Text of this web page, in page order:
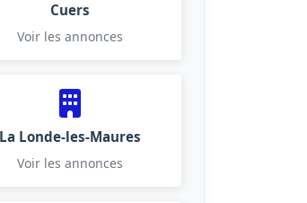
Cuers
Voir les annonces
La Londe-les-Maures
Voir les annonces